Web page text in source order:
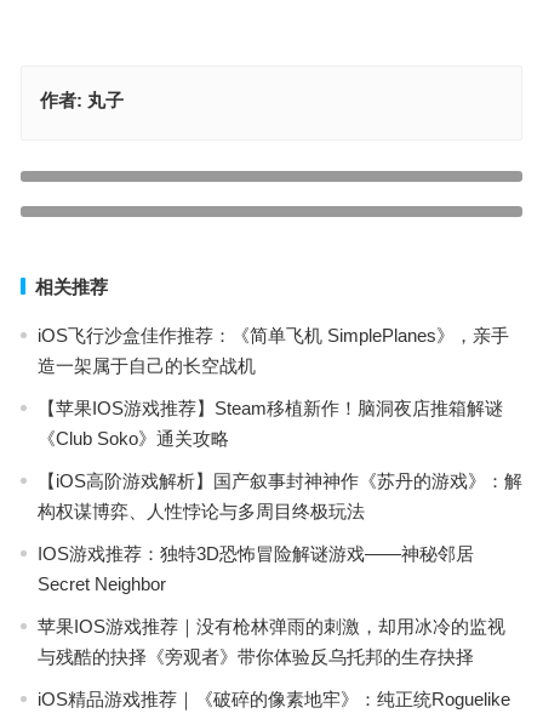
作者: 丸子
相关推荐
iOS飞行沙盒佳作推荐：《简单飞机 SimplePlanes》，亲手
造一架属于自己的长空战机
【苹果IOS游戏推荐】Steam移植新作！脑洞夜店推箱解谜
《Club Soko》通关攻略
【iOS高阶游戏解析】国产叙事封神神作《苏丹的游戏》：解
构权谋博弈、人性悖论与多周目终极玩法
IOS游戏推荐：独特3D恐怖冒险解谜游戏——神秘邻居
Secret Neighbor
苹果IOS游戏推荐｜没有枪林弹雨的刺激，却用冰冷的监视
与残酷的抉择《旁观者》带你体验反乌托邦的生存抉择
iOS精品游戏推荐｜《破碎的像素地牢》：纯正统Roguelike